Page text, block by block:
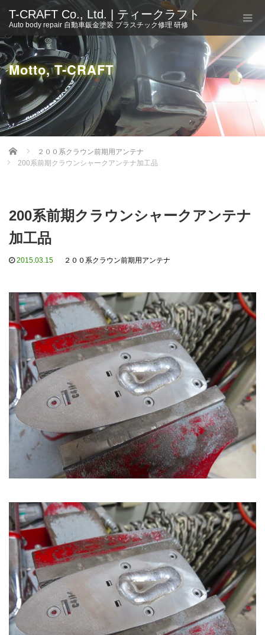
T-CRAFT Co., Ltd. | ティークラフト
Auto body repair 自動車鈑金塗装 プラスチック修理 研修
Motto, T-CRAFT
Home
２００系クラウン前期用アンテナ
200系前期クラウンシャークアンテナ加工品
200系前期クラウンシャークアンテナ
加工品
2015.03.15 ２００系クラウン前期用アンテナ